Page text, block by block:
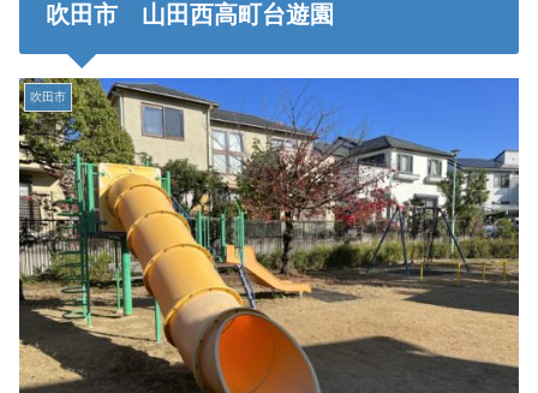
吹田市 山田西高町台遊園
吹田市